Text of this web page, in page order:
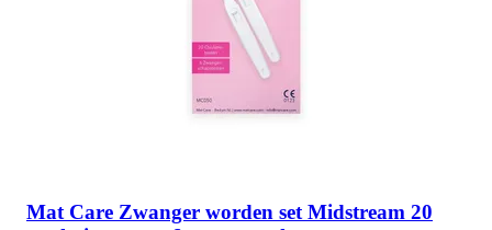
Mat Care Zwanger worden set Midstream 20